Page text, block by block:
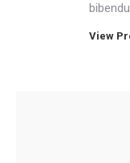
View